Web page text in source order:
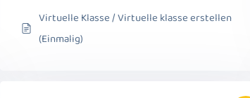
Virtuelle Klasse / Virtuelle klasse erstellen
(Einmalig)